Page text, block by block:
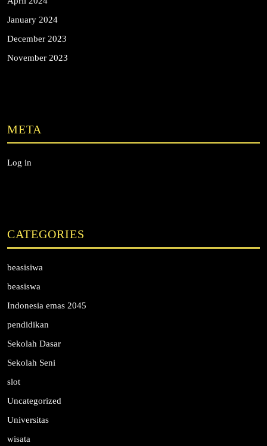
January 2024
December 2023
November 2023
META
Log in
CATEGORIES
beasisiwa
beasiswa
Indonesia emas 2045
pendidikan
Sekolah Dasar
Sekolah Seni
slot
Uncategorized
Universitas
wisata